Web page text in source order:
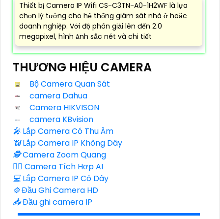
Thiết bị Camera IP Wifi CS-C3TN-A0-1H2WF là lựa
chọn lý tưởng cho hệ thống giám sát nhà ở hoặc
doanh nghiệp. Với độ phân giải lên đến 2.0
megapixel, hình ảnh sắc nét và chi tiết
THƯƠNG HIỆU CAMERA
Bộ Camera Quan Sát
camera Dahua
Camera HIKVISON
camera KBvision
️🎤️ Lắp Camera Có Thu Âm
📶Lắp Camera IP Không Dây
🕵️Camera Zoom Quang
🧛‍♀️ Camera Tích Hợp AI
💻 Lắp Camera IP Có Dây
⚙️Đầu Ghi Camera HD
📥Đầu ghi camera IP